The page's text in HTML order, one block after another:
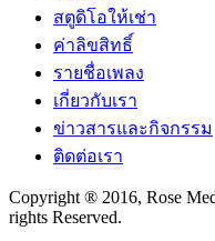
สตูดิโอให้เช่า
ค่าลิขสิทธิ์
รายชื่อเพลง
เกี่ยวกับเรา
ข่าวสารและกิจกรรม
ติดต่อเรา
Copyright ® 2016, Rose
rights Reserved.